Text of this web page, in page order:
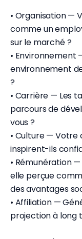
• Organisation —
comme un
sur le marché ?
•
environnement
?
• Carrière — Les
parcours de
vous ?
• Culture —
inspirent-ils
• Rémunération
elle perçue
des avantages
• Affiliation —
projection à long